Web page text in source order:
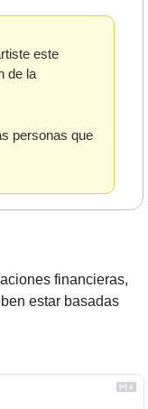
este
de la
personas que
financieras,
estar basadas